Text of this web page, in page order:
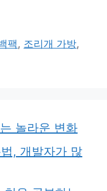
팩 , 조리개 가방,
놀라운 변화
, 개발자가 많